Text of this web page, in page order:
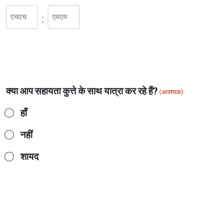
घंटे
:
मिनट
क्या आप सहायता कुत्ते के साथ यात्रा कर रहे हैं? (आवश्यक)
हाँ
नहीं
शायद